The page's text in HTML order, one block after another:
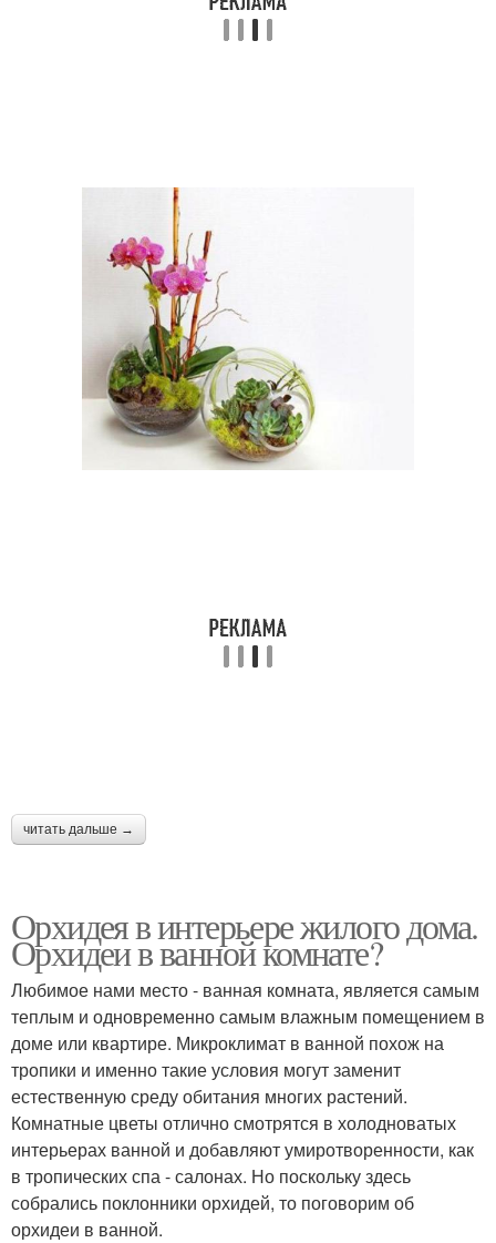
читать дальше →
Орхидея в интерьере жилого дома.
Орхидеи в ванной комнате?
Любимое нами место - ванная комната, является самым
теплым и одновременно самым влажным помещением в
доме или квартире. Микроклимат в ванной похож на
тропики и именно такие условия могут заменит
естественную среду обитания многих растений.
Комнатные цветы отлично смотрятся в холодноватых
интерьерах ванной и добавляют умиротворенности, как
в тропических спа - салонах. Но поскольку здесь
собрались поклонники орхидей, то поговорим об
орхидеи в ванной.